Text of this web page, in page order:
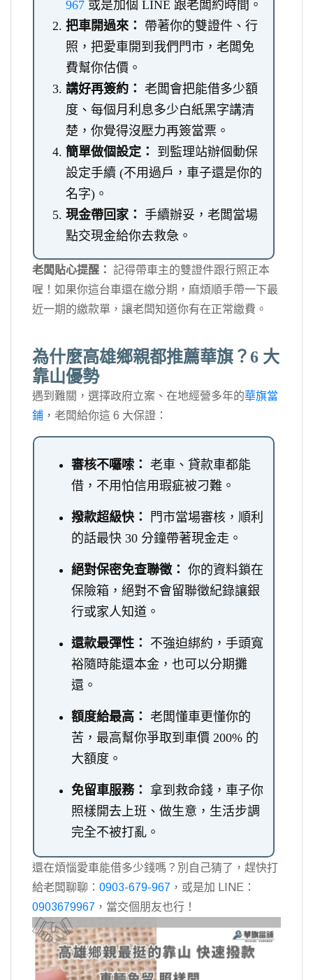
967 或是加個 LINE 跟老闆約時間。
把車開過來：
帶著你的雙證件、行
照，把愛車開到我們門市，老闆免
費幫你估價。
講好再簽約：
老闆會把能借多少額
度、每個月利息多少白紙黑字講清
楚，你覺得沒壓力再簽當票。
簡單做個設定：
到監理站辦個動保
設定手續 (不用過戶，車子還是你的
名字)。
現金帶回家： 手續辦妥，老闆當場
點交現金給你去救急。
老闆貼心提醒： 記得帶車主的雙證件跟行照正本
喔！如果你這台車還在繳分期，麻煩順手帶一下最
近一期的繳款單，讓老闆知道你有在正常繳費。
為什麼高雄鄉親都推薦華旗？6 大
靠山優勢
遇到難關，選擇政府立案、在地經營多年的華旗當
鋪 ，老闆給你這 6 大保證：
審核不囉嗦：
老車、貸款車都能
借，不用怕信用瑕疵被刁難。
撥款超級快：
門市當場審核，順利
的話最快 30 分鐘帶著現金走。
絕對保密免查聯徵： 你的資料鎖在
保險箱，絕對不會留聯徵紀錄讓銀
行或家人知道。
還款最彈性：
不強迫綁約，手頭寬
裕隨時能還本金，也可以分期攤
還。
額度給最高：
老闆懂車更懂你的
苦，最高幫你爭取到車價 200% 的
大額度。
免留車服務：
拿到救命錢，車子你
照樣開去上班、做生意，生活步調
完全不被打亂。
還在煩惱愛車能借多少錢嗎？別自己猜了，趕快打
給老闆聊聊： 0903-679-967 ，或是加 LINE：
0903679967 ，當交個朋友也行！